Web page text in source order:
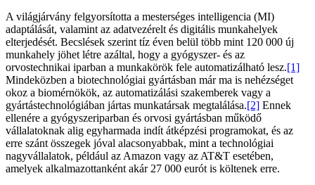
A világjárvány felgyorsította a mesterséges intelligencia (MI)
adaptálását, valamint az adatvezérelt és digitális munkahelyek
elterjedését. Becslések szerint tíz éven belül több mint 120 000 új
munkahely jöhet létre azáltal, hogy a gyógyszer- és az
orvostechnikai iparban a munkakörök fele automatizálható lesz.[1]
Mindeközben a biotechnológiai gyártásban már ma is nehézséget
okoz a biomérnökök, az automatizálási szakemberek vagy a
gyártástechnológiában jártas munkatársak megtalálása.[2] Ennek
ellenére a gyógyszeriparban és orvosi gyártásban működő
vállalatoknak alig egyharmada indít átképzési programokat, és az
erre szánt összegek jóval alacsonyabbak, mint a technológiai
nagyvállalatok, például az Amazon vagy az AT&T esetében,
amelyek alkalmazottanként akár 27 000 eurót is költenek erre.